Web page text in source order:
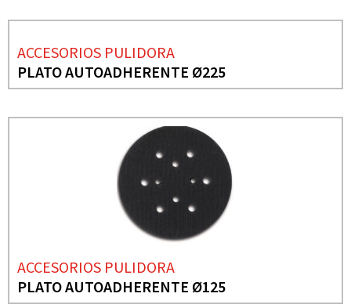
ACCESORIOS PULIDORA
PLATO AUTOADHERENTE Ø225
ACCESORIOS PULIDORA
PLATO AUTOADHERENTE Ø125